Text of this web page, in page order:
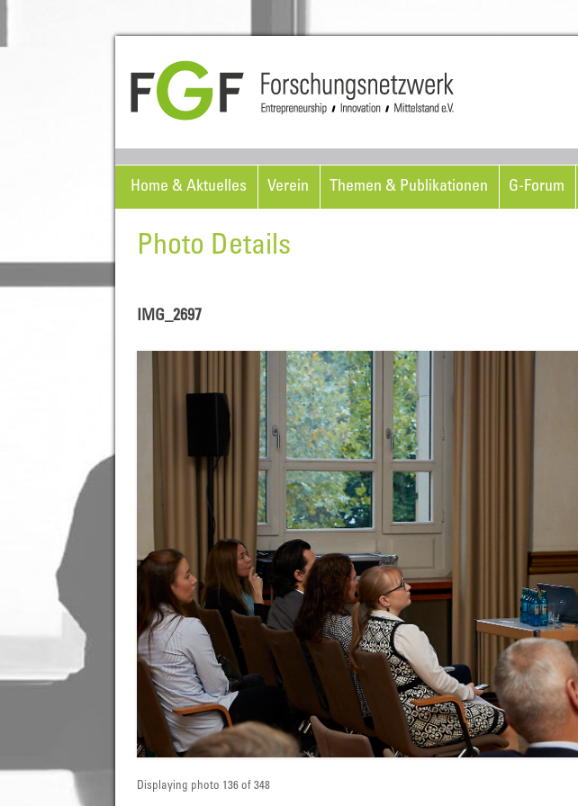
Home & Aktuelles Verein Themen & Publikationen G-Forum
Photo Details
IMG_2697
Displaying photo 136 of 348